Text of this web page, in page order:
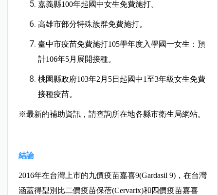
嘉義縣100年起國中女生免費施打。
高雄市部分特殊族群免費施打。
臺中市疫苗免費施打105學年度入學國一女生：預
計106年5月展開接種。
桃園縣政府103年2月5日起國中1至3年級女生免費
接種疫苗。
※最新的補助資訊，請查詢所在地各縣市衛生局網站。
結論
2016年在台灣上市的九價疫苗嘉喜9(Gardasil 9)，在台灣
涵蓋得型別比二價疫苗保蓓(Cervarix)和四價疫苗嘉喜